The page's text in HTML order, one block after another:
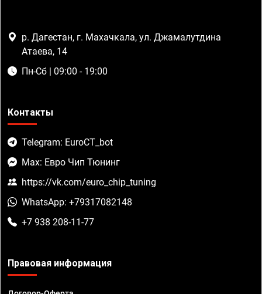
р. Дагестан, г. Махачкала, ул. Джамалутдина
Атаева, 14
Пн-Сб | 09:00 - 19:00
Контакты
Telegram: EuroCT_bot
Max: Евро Чип Тюнинг
https://vk.com/euro_chip_tuning
WhatsApp: +79317082148
+7 938 208-11-77
Правовая информация